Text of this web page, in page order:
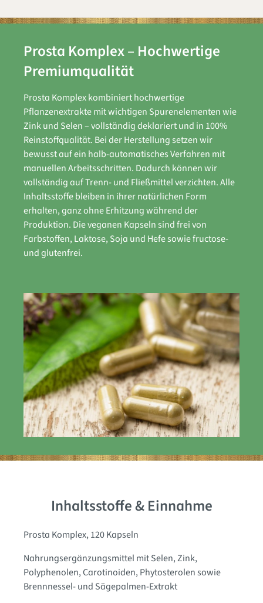
Prosta Komplex – Hochwertige
Premiumqualität
Prosta Komplex kombiniert hochwertige
Pflanzenextrakte mit wichtigen Spurenelementen wie
Zink und Selen – vollständig deklariert und in 100%
Reinstoffqualität. Bei der Herstellung setzen wir
bewusst auf ein halb-automatisches Verfahren mit
manuellen Arbeitsschritten. Dadurch können wir
vollständig auf Trenn- und Fließmittel verzichten. Alle
Inhaltsstoffe bleiben in ihrer natürlichen Form
erhalten, ganz ohne Erhitzung während der
Produktion. Die veganen Kapseln sind frei von
Farbstoffen, Laktose, Soja und Hefe sowie fructose-
und glutenfrei.
Inhaltsstoffe & Einnahme
Prosta Komplex, 120 Kapseln
Nahrungsergänzungsmittel mit Selen, Zink,
Polyphenolen, Carotinoiden, Phytosterolen sowie
Brennnessel- und Sägepalmen-Extrakt